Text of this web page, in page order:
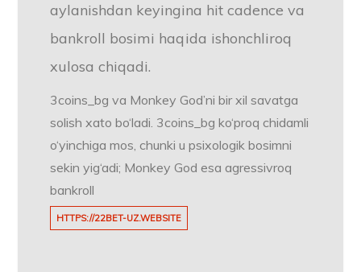
aylanishdan keyingina hit cadence va
bankroll bosimi haqida ishonchliroq
xulosa chiqadi.
3coins_bg va Monkey God’ni bir xil savatga
solish xato bo‘ladi. 3coins_bg ko‘proq chidamli
o‘yinchiga mos, chunki u psixologik bosimni
sekin yig‘adi; Monkey God esa agressivroq
bankroll
HTTPS://22BET-UZ.WEBSITE